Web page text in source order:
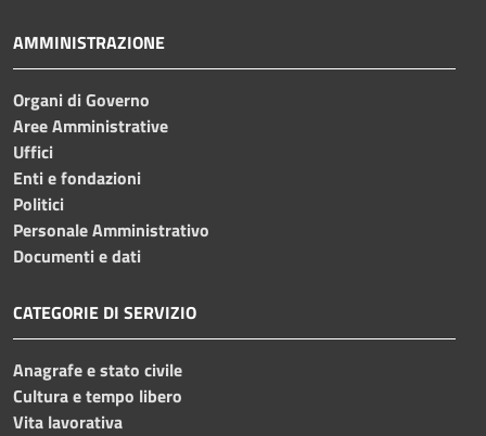
AMMINISTRAZIONE
Organi di Governo
Aree Amministrative
Uffici
Enti e fondazioni
Politici
Personale Amministrativo
Documenti e dati
CATEGORIE DI SERVIZIO
Anagrafe e stato civile
Cultura e tempo libero
Vita lavorativa